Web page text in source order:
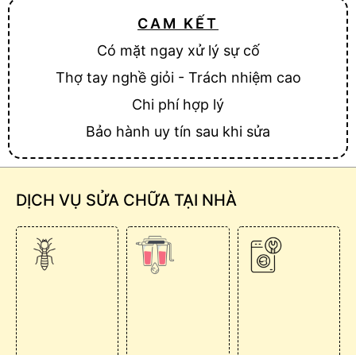
CAM KẾT
Có mặt ngay xử lý sự cố
Thợ tay nghề giỏi - Trách nhiệm cao
Chi phí hợp lý
Bảo hành uy tín sau khi sửa
DỊCH VỤ SỬA CHỮA TẠI NHÀ